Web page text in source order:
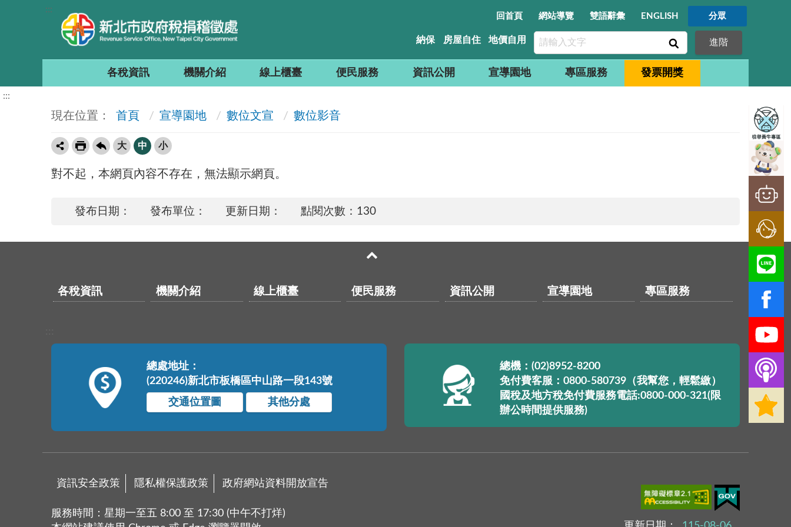
回首頁 網站導覽 雙語辭彙 ENGLISH 分眾
:::
納保 房屋自住 地價自用 進階
各稅資訊 機關介紹 線上櫃臺 便民服務 資訊公開 宣導園地 專區服務 發票開獎
:::
首頁 宣導園地 數位文宣 數位影音
大 中 小
對不起，本網頁內容不存在，無法顯示網頁。
發布日期： 發布單位： 更新日期： 點閱次數：130
各稅資訊 機關介紹 線上櫃臺 便民服務 資訊公開 宣導園地 專區服務
總處地址：
(220246)新北市板橋區中山路一段143號
交通位置圖
其他分處
總機：(02)8952-8200
免付費客服：0800-580739（我幫您，輕鬆繳）
國稅及地方稅免付費服務電話:0800-000-321(限
辦公時間提供服務)
資訊安全政策 隱私權保護政策 政府網站資料開放宣告
服務時間：星期一至五 8:00 至 17:30 (中午不打烊)